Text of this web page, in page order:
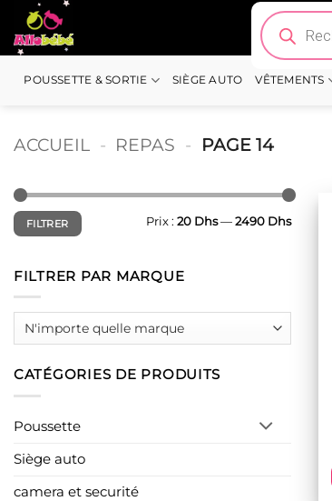
Passer
au
contenu
Recherche
de
produits
POUSSETTE & SORTIE SIÈGE AUTO VÊTEMENTS
ACCUEIL - REPAS - PAGE 14
Prix
min
Prix
maxFILTRER Prix : 20 Dhs— 2490 Dhs
FILTRER PAR MARQUE
CATÉGORIES DE PRODUITS
Poussette
Siège auto
camera et securité